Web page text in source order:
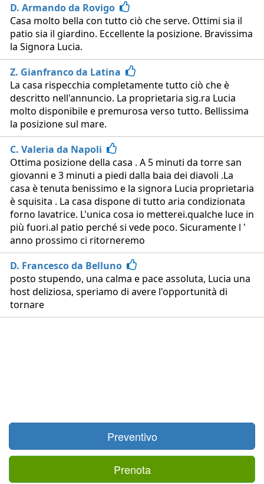
D. Armando da Rovigo
Casa molto bella con tutto ciò che serve. Ottimi sia il
patio sia il giardino. Eccellente la posizione. Bravissima
la Signora Lucia.
Z. Gianfranco da Latina
La casa rispecchia completamente tutto ciò che è
descritto nell'annuncio. La proprietaria sig.ra Lucia
molto disponibile e premurosa verso tutto. Bellissima
la posizione sul mare.
C. Valeria da Napoli
Ottima posizione della casa . A 5 minuti da torre san
giovanni e 3 minuti a piedi dalla baia dei diavoli .La
casa è tenuta benissimo e la signora Lucia proprietaria
è squisita . La casa dispone di tutto aria condizionata
forno lavatrice. L'unica cosa io metterei.qualche luce in
più fuori.al patio perché si vede poco. Sicuramente l '
anno prossimo ci ritorneremo
D. Francesco da Belluno
posto stupendo, una calma e pace assoluta, Lucia una
host deliziosa, speriamo di avere l'opportunità di
tornare
Preventivo
Prenota